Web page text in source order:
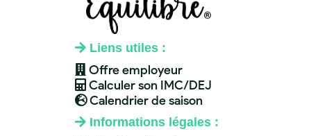
Liens utiles :
Offre employeur
Calculer son IMC/DEJ
Calendrier de saison
Informations légales :